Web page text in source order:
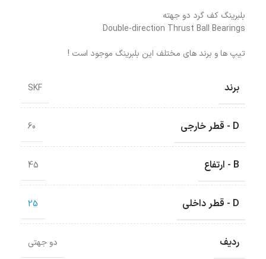
بلبرینگ کف گرد دو جهته
Double-direction Thrust Ball Bearings
تیپ ها و برند های مختلف این بلبرینگ موجود است !
برند SKF
D - قطر خارجی 60
B - ارتفاع 45
D - قطر داخلی 25
ردیف دو جهتی